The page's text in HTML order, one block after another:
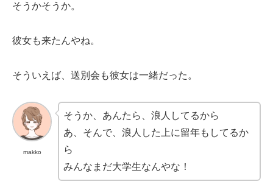
そうかそうか。
彼女も来たんやね。
そういえば、送別会も彼女は一緒だった。
makko
そうか、あんたら、浪人してるから
あ、そんで、浪人した上に留年もしてるか
ら
みんなまだ大学生なんやな！